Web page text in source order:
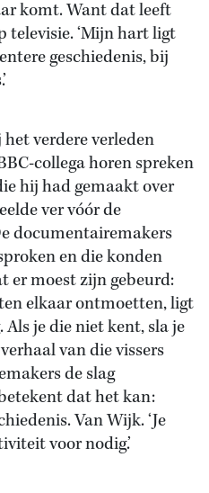
komt. Want dat leeft
televisie. ‘Mijn hart ligt
geschiedenis, bij
verdere verleden
collega horen spreken
hij had gemaakt over
ver vóór de
documentairemakers
en die konden
er moest zijn gebeurd:
elkaar ontmoetten, ligt
je die niet kent, sla je
van die vissers
de slag
dat het kan:
Van Wijk. ‘Je
voor nodig.’